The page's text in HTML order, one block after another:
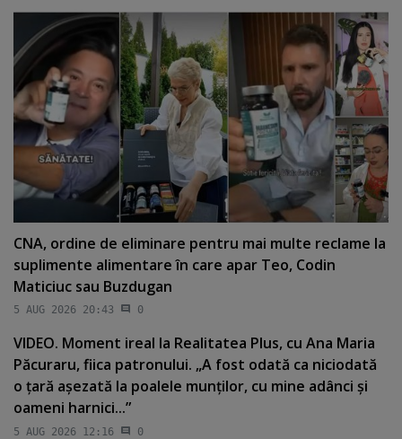
CNA, ordine de eliminare pentru mai multe reclame la
suplimente alimentare în care apar Teo, Codin
Maticiuc sau Buzdugan
5 AUG 2026 20:43 0
VIDEO. Moment ireal la Realitatea Plus, cu Ana Maria
Păcuraru, fiica patronului. „A fost odată ca niciodată
o ţară aşezată la poalele munţilor, cu mine adânci şi
oameni harnici...”
5 AUG 2026 12:16 0